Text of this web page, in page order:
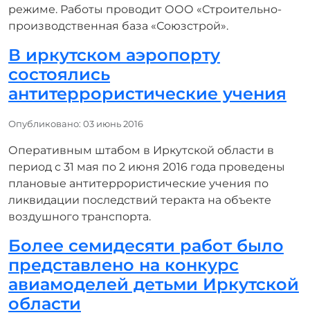
режиме. Работы проводит ООО «Строительно-
производственная база «Союзстрой».
В иркутском аэропорту
состоялись
антитеррористические учения
Информация о материале
Опубликовано: 03 июнь 2016
Оперативным штабом в Иркутской области в
период с 31 мая по 2 июня 2016 года проведены
плановые антитеррористические учения по
ликвидации последствий теракта на объекте
воздушного транспорта.
Более семидесяти работ было
представлено на конкурс
авиамоделей детьми Иркутской
области